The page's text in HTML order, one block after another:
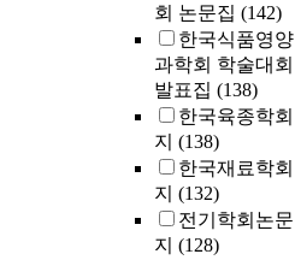
회 논문집 (142)
한국식품영양
과학회 학술대회
발표집 (138)
한국육종학회
지 (138)
한국재료학회
지 (132)
전기학회논문
지 (128)